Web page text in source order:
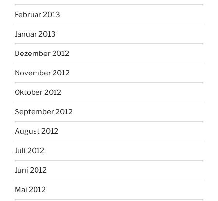
Februar 2013
Januar 2013
Dezember 2012
November 2012
Oktober 2012
September 2012
August 2012
Juli 2012
Juni 2012
Mai 2012